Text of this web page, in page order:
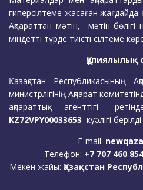
гиперсілтеме жасаған жағдайда
Ақпараттан мәтін, мәтін
міндетті түрде тиісті сілтеме
Құпиялылық
Қазақстан Республикасының
министрлігінің Ақпарат
ақпараттық агенттігі
KZ72VPY00033653 куәлігі берілді.
E-mail:
Телефон: +7 707 460
Мекен жайы: Қазақстан